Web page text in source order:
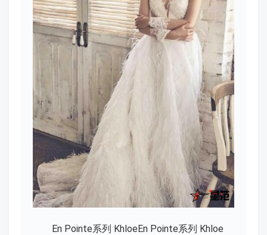
En Pointe系列 KhloeEn Pointe系列 Khloe